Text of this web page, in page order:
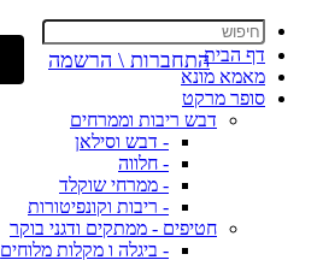
דף הבית
מאמא מונא
סופר מרקט
דבש ריבות וממרחים
- דבש וסילאן
- חלווה
- ממרחי שוקלד
- ריבות וקונפיטורות
חטיפים - ממתקים ודגני בוקר
- ביגלה ו מקלות מלוחים
התחברות \ הרשמה